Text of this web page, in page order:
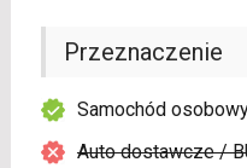
Przeznaczenie
Samochód
Auto dostawcze /